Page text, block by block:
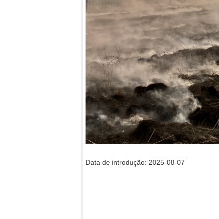
Data de introdução: 2025-08-07